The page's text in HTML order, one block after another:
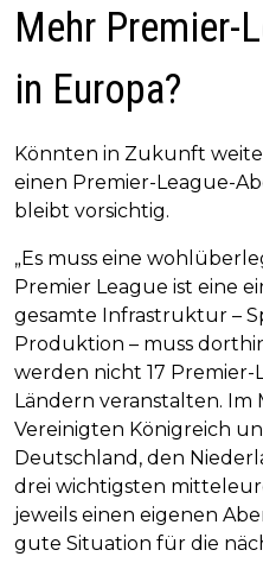
Mehr Premier-
in Europa?
Könnten in Zukunft
einen Premier-League-
bleibt vorsichtig.
„Es muss eine
Premier League ist eine
gesamte Infrastruktur –
Produktion – muss
werden nicht 17 Premier-
Ländern veranstalten.
Vereinigten Königreich
Deutschland, den
drei wichtigsten
jeweils einen eigenen
gute Situation für die